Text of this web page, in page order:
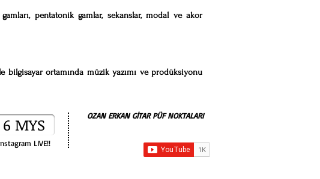
pentatonik gamlar, sekanslar, modal ve akor
bilgisayar ortamında müzik yazımı ve prodüksiyonu
LIVE!!
6 MYS OZAN ERKAN GİTAR PÜF NOKTALARI